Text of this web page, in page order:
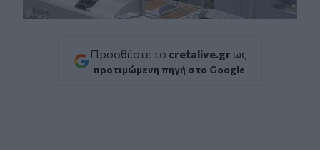
Προσθέστε το cretalive.gr ως
προτιμώμενη πηγή στο Google